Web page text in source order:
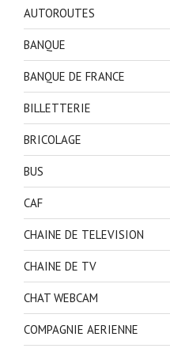
AUTOROUTES
BANQUE
BANQUE DE FRANCE
BILLETTERIE
BRICOLAGE
BUS
CAF
CHAINE DE TELEVISION
CHAINE DE TV
CHAT WEBCAM
COMPAGNIE AERIENNE